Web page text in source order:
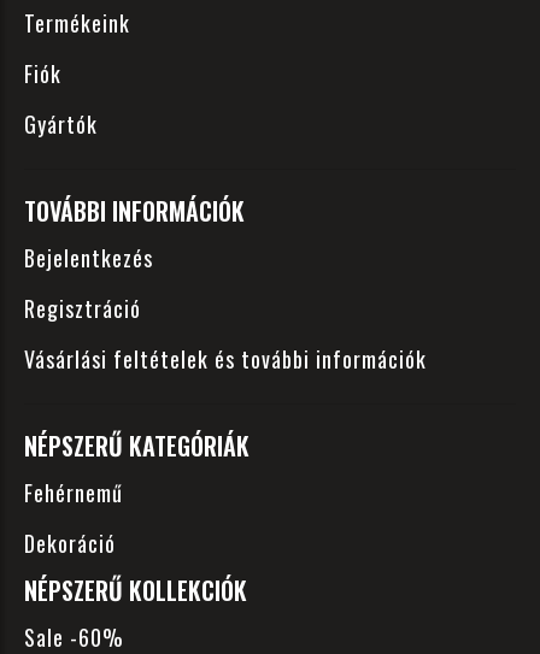
Termékeink
Fiók
Gyártók
TOVÁBBI INFORMÁCIÓK
Bejelentkezés
Regisztráció
Vásárlási feltételek és további információk
NÉPSZERŰ KATEGÓRIÁK
Fehérnemű
Dekoráció
NÉPSZERŰ KOLLEKCIÓK
Sale -60%